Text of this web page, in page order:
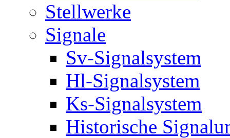
Stellwerke
Signale
Sv-Signalsystem
Hl-Signalsystem
Ks-Signalsystem
Historische